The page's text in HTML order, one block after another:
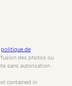
politique de
des photos ou
sans autorisation
contained in